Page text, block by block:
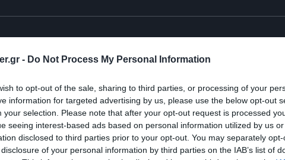
- Do Not Process My Personal Information
to opt-out of the sale, sharing to third parties, or processing of your
information for targeted advertising by us, please use the below opt-out
your selection. Please note that after your opt-out request is processed
seeing interest-based ads based on personal information utilized by us
disclosed to third parties prior to your opt-out. You may separately
of your personal information by third parties on the IAB’s list of
DEBATES
Είναι στη σωστή κατεύθυνση τα μέτρα
καύσιμα;
Fuel Pass και επιδοτήσεις ή μείωση φόρων;
24.03.2026 - 10:30